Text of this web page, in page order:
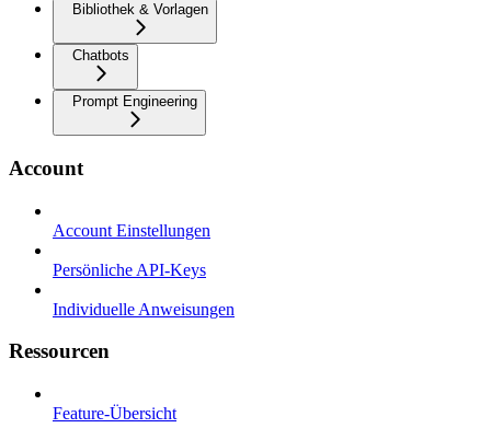
Bibliothek & Vorlagen
Chatbots
Prompt Engineering
Account
Account Einstellungen
Persönliche API-Keys
Individuelle Anweisungen
Ressourcen
Feature-Übersicht